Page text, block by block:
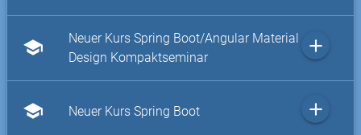
school
Neuer Kurs Spring Boot/Angular Material
Design Kompaktseminar
add
school Neuer Kurs Spring Boot add